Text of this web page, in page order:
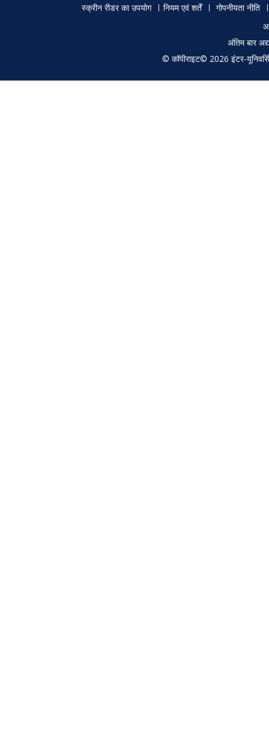
स्क्रीन रीडर का उपयोग नियम एवं शर्तें
गोपनीयता नीति
अंतिम बार
© कॉपीराइट© 2026 इंटर-